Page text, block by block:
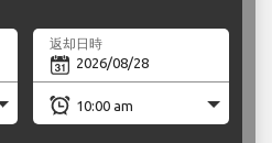
返却日時